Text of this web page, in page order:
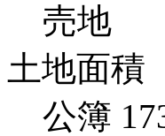
売地
土地面積
公簿